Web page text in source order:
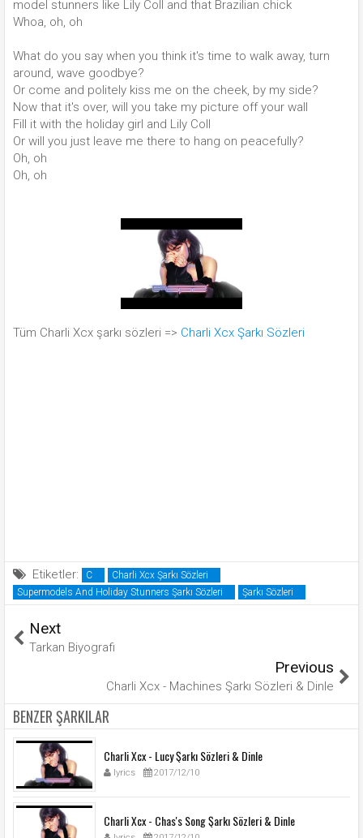
model stunners like Lily Coll and that Brazilian chick
Whoa, oh, oh
What do you say when you think it's time to walk away, turn
around, wave goodbye?
Or come and politely kiss me on the cheek, by my side?
Now that it's over, will you take my picture off your wall
Fill it with the holiday girl and Lily Coll
Or will you just leave me there to hang on peacefully?
Oh, oh
Oh, oh
Tüm Charli Xcx şarkı sözleri => Charli Xcx Şarkı Sözleri
Etiketler: C
Charli Xcx Şarkı Sözleri
Supermodels And Holiday Stunners Şarkı Sözleri
Şarkı Sözleri
Next
Tarkan Biyografi
Previous
Charli Xcx - Machines Şarkı Sözleri & Dinle
BENZER ŞARKILAR
Charli Xcx - Lucy Şarkı Sözleri & Dinle
lyrics 2017/12/10
Charli Xcx - Chas's Song Şarkı Sözleri & Dinle